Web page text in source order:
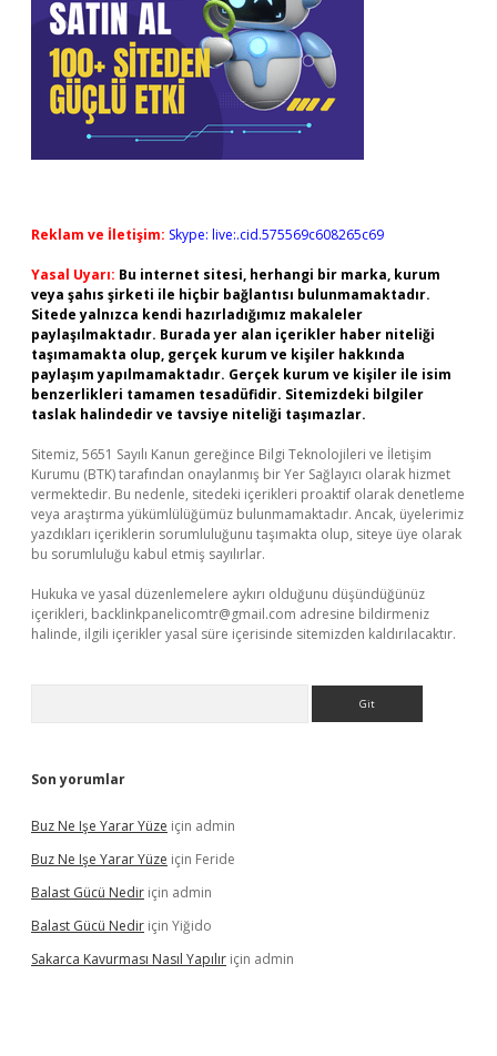
Reklam ve İletişim: Skype: live:.cid.575569c608265c69
Yasal Uyarı: Bu internet sitesi, herhangi bir marka, kurum
veya şahıs şirketi ile hiçbir bağlantısı bulunmamaktadır.
Sitede yalnızca kendi hazırladığımız makaleler
paylaşılmaktadır. Burada yer alan içerikler haber niteliği
taşımamakta olup, gerçek kurum ve kişiler hakkında
paylaşım yapılmamaktadır. Gerçek kurum ve kişiler ile isim
benzerlikleri tamamen tesadüfidir. Sitemizdeki bilgiler
taslak halindedir ve tavsiye niteliği taşımazlar.
Sitemiz, 5651 Sayılı Kanun gereğince Bilgi Teknolojileri ve İletişim
Kurumu (BTK) tarafından onaylanmış bir Yer Sağlayıcı olarak hizmet
vermektedir. Bu nedenle, sitedeki içerikleri proaktif olarak denetleme
veya araştırma yükümlülüğümüz bulunmamaktadır. Ancak, üyelerimiz
yazdıkları içeriklerin sorumluluğunu taşımakta olup, siteye üye olarak
bu sorumluluğu kabul etmiş sayılırlar.
Hukuka ve yasal düzenlemelere aykırı olduğunu düşündüğünüz
içerikleri, backlinkpanelicomtr@gmail.com adresine bildirmeniz
halinde, ilgili içerikler yasal süre içerisinde sitemizden kaldırılacaktır.
Son yorumlar
Buz Ne Işe Yarar Yüze için admin
Buz Ne Işe Yarar Yüze için Feride
Balast Gücü Nedir için admin
Balast Gücü Nedir için Yiğido
Sakarca Kavurması Nasıl Yapılır için admin